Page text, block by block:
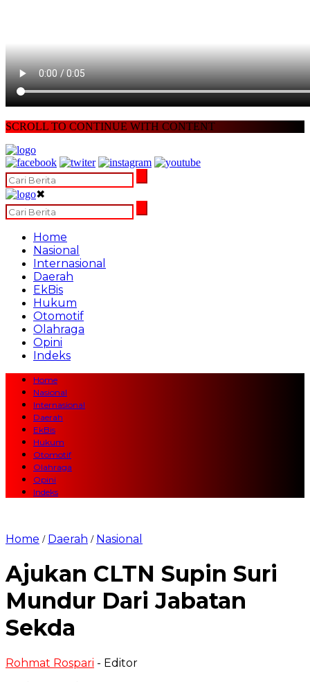
SCROLL TO CONTINUE WITH CONTENT
✖
Home
Nasional
Internasional
Daerah
EkBis
Hukum
Otomotif
Olahraga
Opini
Indeks
Home
Nasional
Internasional
Daerah
EkBis
Hukum
Otomotif
Olahraga
Opini
Indeks
Home / Daerah / Nasional
Ajukan CLTN Supin Suri
Mundur Dari Jabatan
Sekda
Rohmat Rospari - Editor